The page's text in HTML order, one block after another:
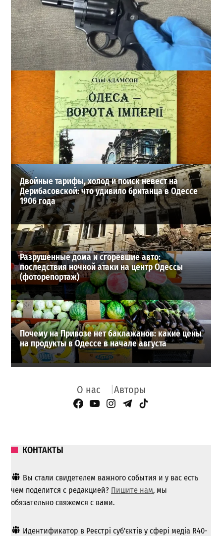
В Одессе стреляли по сотрудникам ТЦК: есть
раненые (ОБНОВЛЕНО)
2
02-08-2026 в 22:15
ВИБОР РЕДАКЦИИ
Двойные тарифы, холод и поиск невест на
Дерибасовской: что удивило британца в Одессе
1906 года
Разрушенные дома и сгоревшие авто:
последствия ночной атаки на центр Одессы
(фоторепортаж)
Почему на Привозе нет баклажанов: какие цены
на продукты в Одессе в начале августа
О нас Авторы
Facebook Page
YouTube
Instagram
Telegram
TikTok
КОНТАКТЫ
Вы стали свидетелем важного события и у вас есть
чем поделится с редакцией? Пишите нам, мы
обязательно свяжемся с вами.
Идентификатор в Реєстрі суб'єктів у сфері медіа R40-